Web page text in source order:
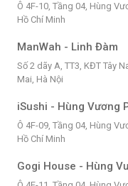
Ô 4F-10, Tầng 04, Hùng
Hồ Chí Minh
ManWah - Linh Đàm
Số 2 dãy A, TT3, KĐT Tây
Mai, Hà Nội
iSushi - Hùng Vương
Ô 4F-09, Tầng 04, Hùng
Hồ Chí Minh
Gogi House - Hùng